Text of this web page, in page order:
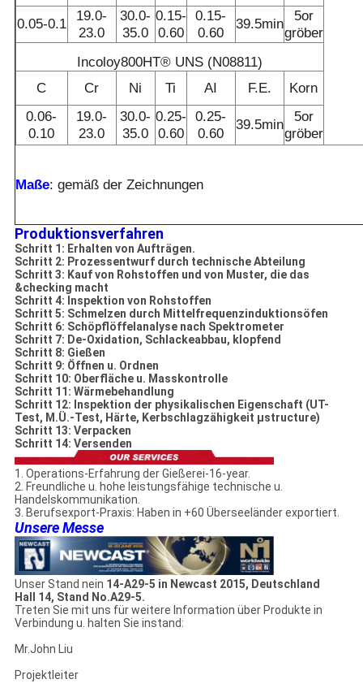
0.05-0.1
19.0-
23.0
30.0-
35.0
0.15-
0.60
0.15-
0.60
39.5min
5or
gröber
Incoloy800HT® UNS (N08811)
C
Cr Ni Ti AI F.E.
Korn
0.06-
0.10
19.0-
23.0
30.0-
35.0
0.25-
0.60
0.25-
0.60
39.5min
5or
gröber
Maße: gemäß der Zeichnungen
Produktionsverfahren
Schritt 1: Erhalten von Aufträgen.
Schritt 2: Prozessentwurf durch technische Abteilung
Schritt 3: Kauf von Rohstoffen und von Muster, die das
&checking macht
Schritt 4: Inspektion von Rohstoffen
Schritt 5: Schmelzen durch Mittelfrequenzinduktionsöfen
Schritt 6: Schöpflöffelanalyse nach Spektrometer
Schritt 7: De-Oxidation, Schlackeabbau, klopfend
Schritt 8: Gießen
Schritt 9: Öffnen u. Ordnen
Schritt 10: Oberfläche u. Masskontrolle
Schritt 11: Wärmebehandlung
Schritt 12: Inspektion der physikalischen Eigenschaft (UT-
Test, M.Ü.-Test, Härte, Kerbschlagzähigkeit µstructure)
Schritt 13: Verpacken
Schritt 14: Versenden
1. Operations-Erfahrung der Gießerei-16-year.
2. Freundliche u. hohe leistungsfähige technische u.
Handelskommunikation.
3. Berufsexport-Praxis: Haben in +60 Überseeländer exportiert.
Unsere Messe
Unser Stand nein 14-A29-5 in Newcast 2015, Deutschland
Hall 14, Stand No.A29-5.
Treten Sie mit uns für weitere Information über Produkte in
Verbindung u. halten Sie instand:
Mr.John Liu
Projektleiter